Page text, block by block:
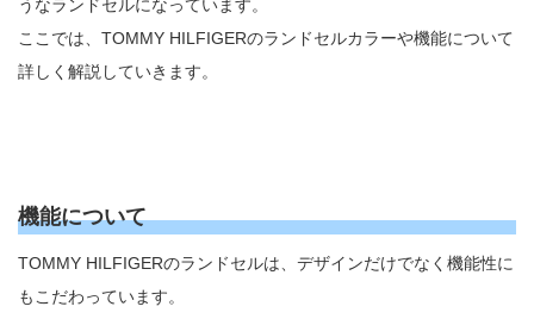
うなランドセルになっています。
ここでは、TOMMY HILFIGERのランドセルカラーや機能について
詳しく解説していきます。
機能について
TOMMY HILFIGERのランドセルは、デザインだけでなく機能性に
もこだわっています。